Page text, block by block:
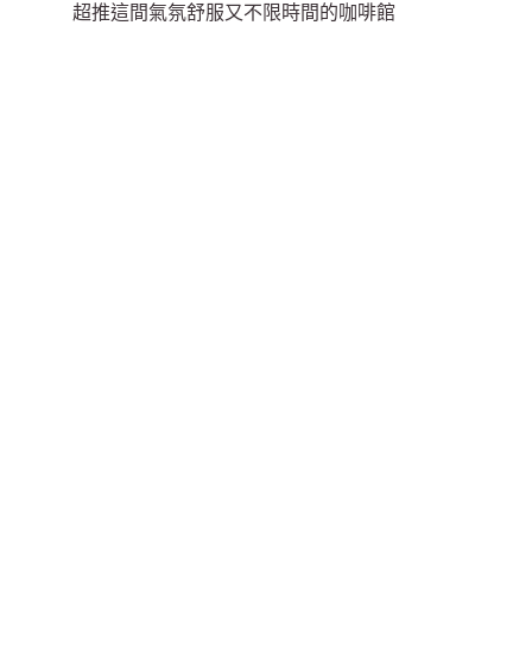
超推這間氣氛舒服又不限時間的咖啡館